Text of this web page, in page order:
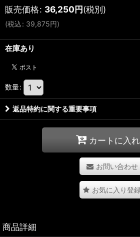
販売価格: 36,250円(税別)
(税込: 39,875円)
在庫あり
数量:
返品特約に関する重要事項
カートに入
お問い合わせ
お気に入り登
商品詳細